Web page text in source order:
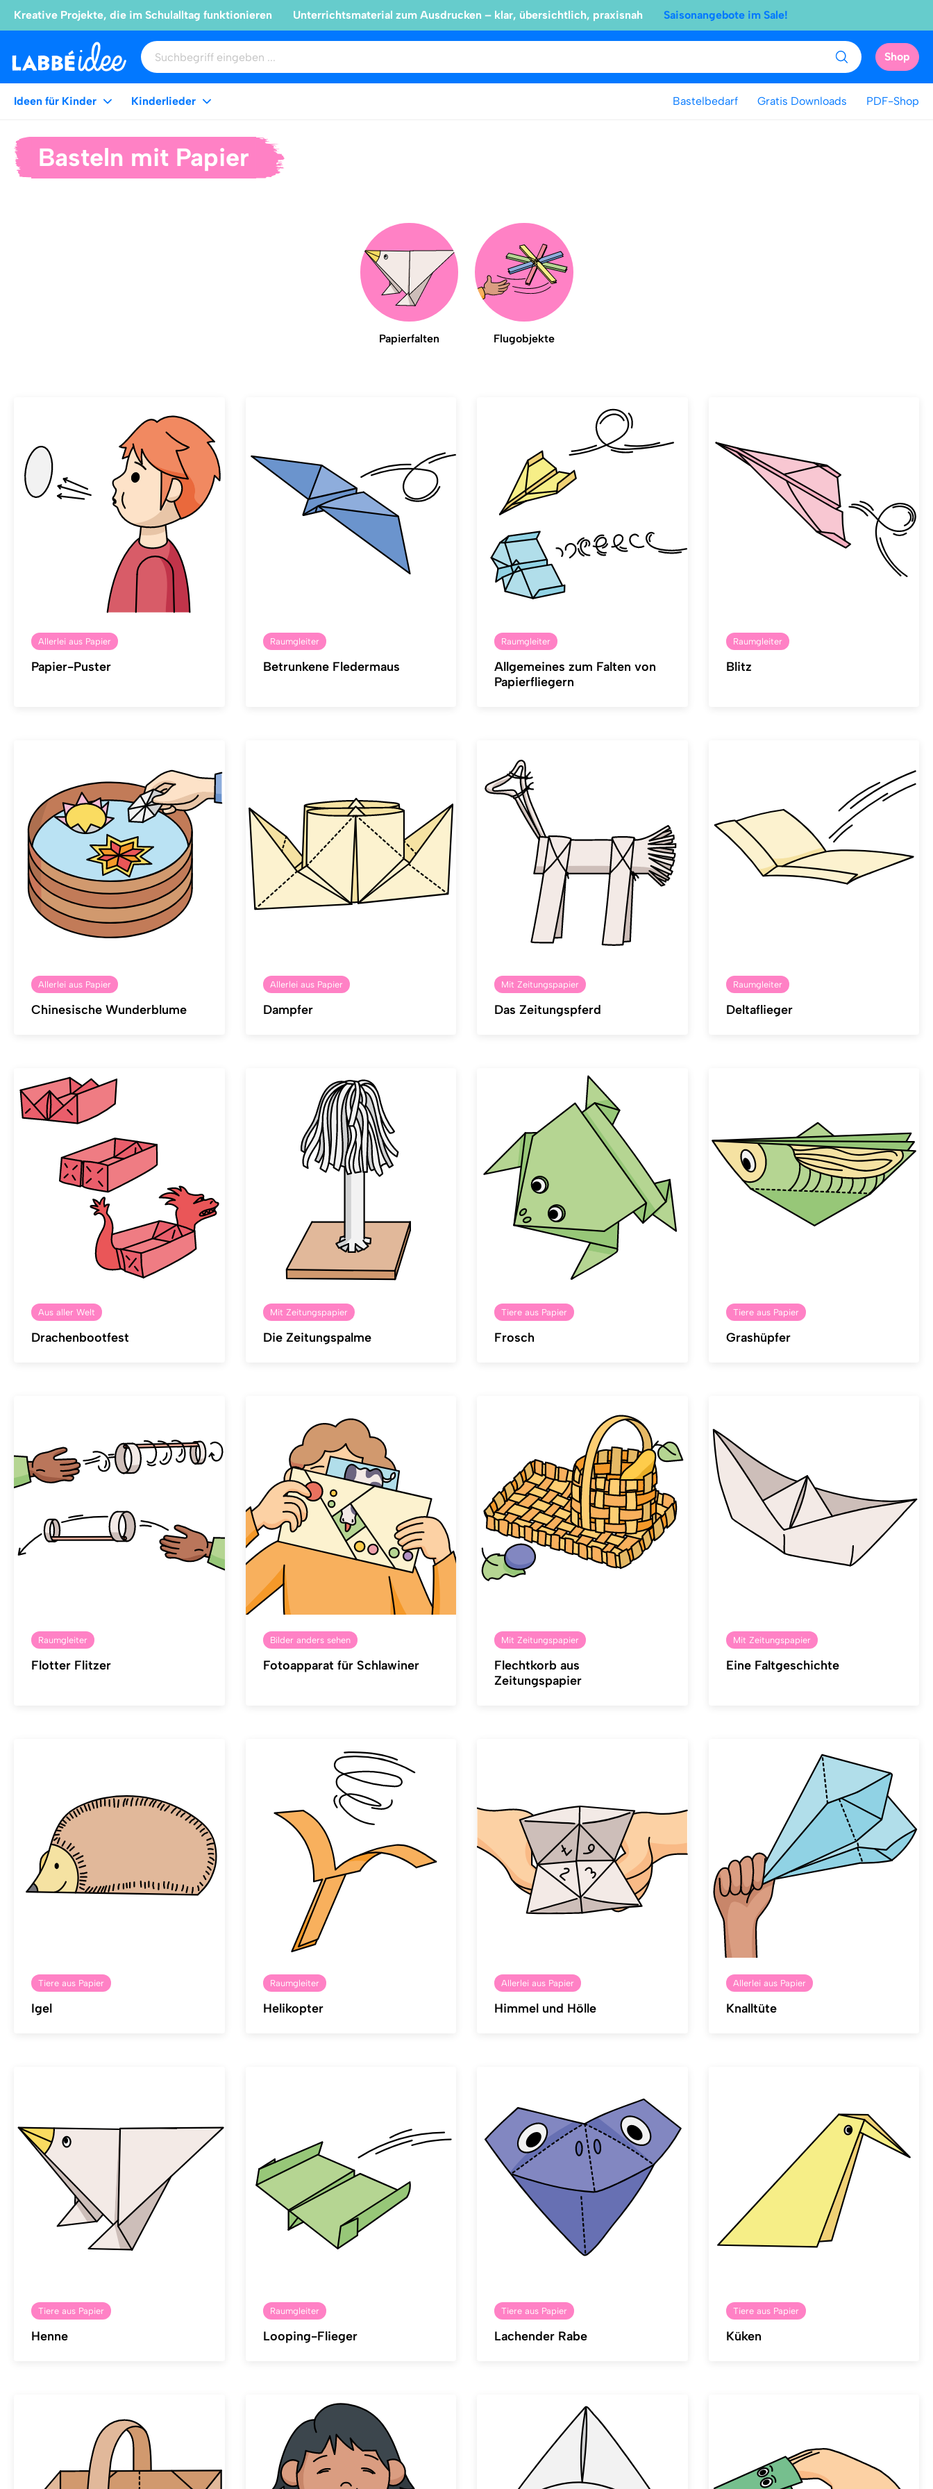
Kreative Projekte, die im Schulalltag funktionieren Unterrichtsmaterial zum Ausdrucken – klar, übersichtlich, praxisnah Saisonangebote im Sale!
Shop
Ideen für Kinder Kinderlieder Bastelbedarf Gratis Downloads PDF-Shop
Basteln mit Papier
Papierfalten Flugobjekte
Allerlei aus Papier
Papier-Puster
Raumgleiter
Betrunkene Fledermaus
Raumgleiter
Allgemeines zum Falten von
Papierfliegern
Raumgleiter
Blitz
Allerlei aus Papier
Chinesische Wunderblume
Allerlei aus Papier
Dampfer
Mit Zeitungspapier
Das Zeitungspferd
Raumgleiter
Deltaflieger
Aus aller Welt
Drachenbootfest
Mit Zeitungspapier
Die Zeitungspalme
Tiere aus Papier
Frosch
Tiere aus Papier
Grashüpfer
Raumgleiter
Flotter Flitzer
Bilder anders sehen
Fotoapparat für Schlawiner
Mit Zeitungspapier
Flechtkorb aus
Zeitungspapier
Mit Zeitungspapier
Eine Faltgeschichte
Tiere aus Papier
Igel
Raumgleiter
Helikopter
Allerlei aus Papier
Himmel und Hölle
Allerlei aus Papier
Knalltüte
Tiere aus Papier
Henne
Raumgleiter
Looping-Flieger
Tiere aus Papier
Lachender Rabe
Tiere aus Papier
Küken